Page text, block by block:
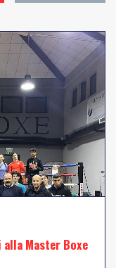
Master Boxe